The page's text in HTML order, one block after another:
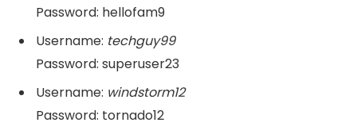
Password: hellofam9
Username: techguy99
Password: superuser23
Username: windstorm12
Password: tornado12